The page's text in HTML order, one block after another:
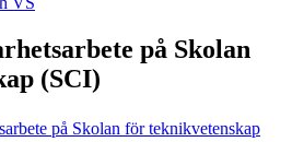
på Skolan
(SCI)
på Skolan för teknikvetenskap